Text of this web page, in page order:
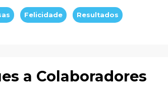
Felicidade
Resultados
a Colaboradores